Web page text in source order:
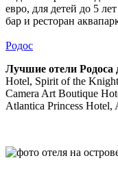
евро, для детей до 5
бар и ресторан
Родос
Лучшие отели Родоса
Hotel, Spirit of the
Camera Art Boutique
Atlantica Princess Hotel,